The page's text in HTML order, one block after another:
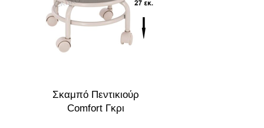
Σκαμπό Πεντικιούρ
Comfort Γκρι